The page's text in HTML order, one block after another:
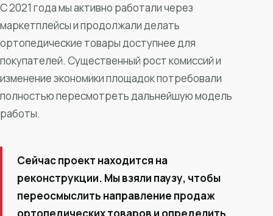
С 2021 года мы активно работали через
маркетплейсы и продолжали делать
ортопедические товары доступнее для
покупателей. Существенный рост комиссий и
изменение экономики площадок потребовали
полностью пересмотреть дальнейшую модель
работы.
Сейчас проект находится на
реконструкции. Мы взяли паузу, чтобы
переосмыслить направление продаж